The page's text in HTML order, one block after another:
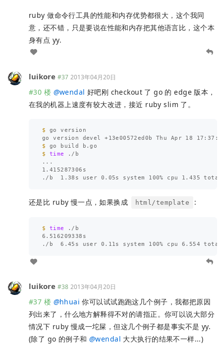
ruby 做命令行工具的性能和内存优势都很大，这个我同
意，还不错，只是要说在性能和内存把其他语言比，这个本
身有点 yy.
luikore #37 2013年04月20日
#30 楼 @wendal 好吧刚 checkout 了 go 的 edge 版本，
在我的机器上速度有较大改进，接近 ruby slim 了。
$ go version
go version devel +13e00572ed0b Thu Apr 18
$
$ time
./b
...
1.415287306s
还是比 ruby 慢一点，如果换成 html/template :
$ time
./b
6.516209338s
luikore #38 2013年04月20日
#37 楼 @hhuai 你可以试试跑跑这几个例子，我都把原因
列出来了，什么地方解释得不对的请指正。你可以说大部分
情况下 ruby 慢成一坨屎，但这几个例子都是事实不是 yy.
(除了 go 的例子和@wendal 大大执行的结果不一样...)